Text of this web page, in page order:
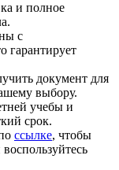
и полное
с
гарантирует
документ для
выбору.
учебы и
срок.
ссылке, чтобы